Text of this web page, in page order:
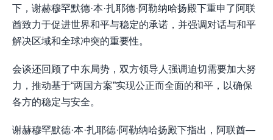
下，谢赫穆罕默德·本·扎耶德·阿勒纳哈扬殿下重申了阿联
酋致力于促进世界和平与稳定的承诺，并强调对话与和平
解决区域和全球冲突的重要性。
会谈还回顾了中东局势，双方领导人强调迫切需要加大努
力，推动基于“两国方案”实现公正而全面的和平，以确保
各方的稳定与安全。
谢赫穆罕默德·本·扎耶德·阿勒纳哈扬殿下指出，阿联酋—